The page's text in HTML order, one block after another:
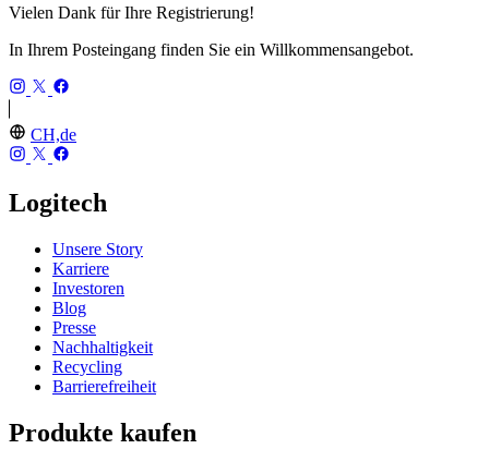
Vielen Dank für Ihre Registrierung!
In Ihrem Posteingang finden Sie ein Willkommensangebot.
CH,de
Logitech
Unsere Story
Karriere
Investoren
Blog
Presse
Nachhaltigkeit
Recycling
Barrierefreiheit
Produkte kaufen